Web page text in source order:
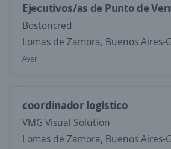
Ejecutivos/as de Punto de
Bostoncred
Lomas de Zamora, Buenos Aires-
Ayer
coordinador logístico
VMG Visual Solution
Lomas de Zamora, Buenos Aires-